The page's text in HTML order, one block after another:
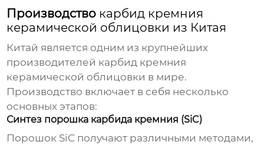
Производство карбид кремния
керамической облицовки из Китая
Китай является одним из крупнейших
производителей карбид кремния
керамической облицовки в мире.
Производство включает в себя несколько
основных этапов:
Синтез порошка карбида кремния (SiC)
Порошок SiC получают различными методами,